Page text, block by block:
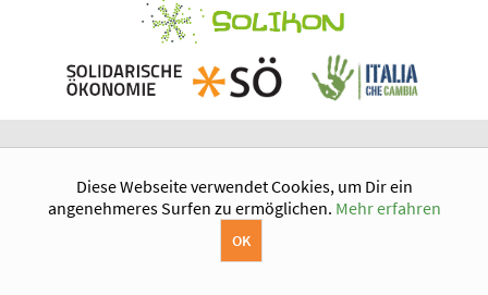
Diese Webseite verwendet Cookies, um Dir ein
angenehmeres Surfen zu ermöglichen. Mehr erfahren
OK